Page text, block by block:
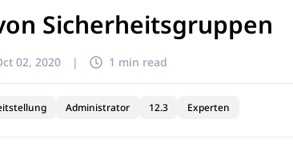
Sicherheitsgruppen
02, 2020 | 1 min read
Administrator 12.3 Experten